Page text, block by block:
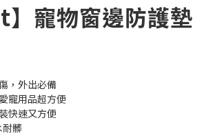
】寵物窗邊防護墊
，外出必備
寵用品超方便
快速又方便
耐髒